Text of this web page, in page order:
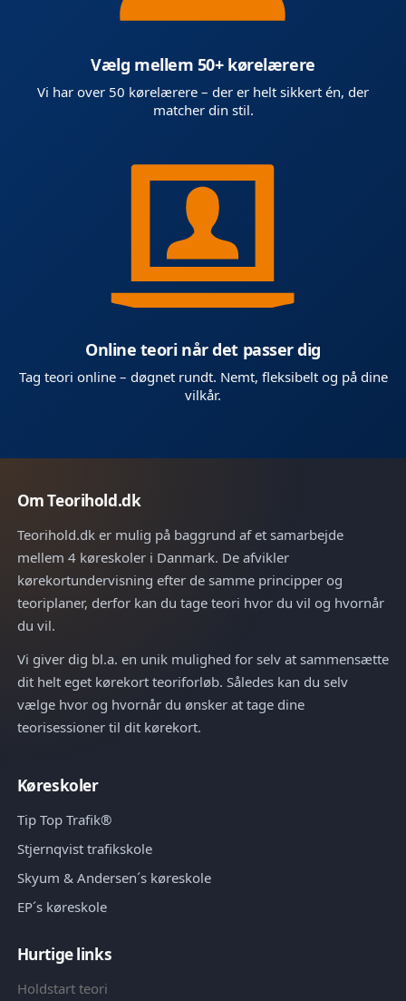
Vælg mellem 50+ kørelærere
Vi har over 50 kørelærere – der er helt sikkert én, der
matcher din stil.
Online teori når det passer dig
Tag teori online – døgnet rundt. Nemt, fleksibelt og på dine
vilkår.
Om Teorihold.dk
Teorihold.dk er mulig på baggrund af et samarbejde
mellem 4 køreskoler i Danmark. De afvikler
kørekortundervisning efter de samme principper og
teoriplaner, derfor kan du tage teori hvor du vil og hvornår
du vil.
Vi giver dig bl.a. en unik mulighed for selv at sammensætte
dit helt eget kørekort teoriforløb. Således kan du selv
vælge hvor og hvornår du ønsker at tage dine
teorisessioner til dit kørekort.
Køreskoler
Tip Top Trafik®
Stjernqvist trafikskole
Skyum & Andersen´s køreskole
EP´s køreskole
Hurtige links
Holdstart teori